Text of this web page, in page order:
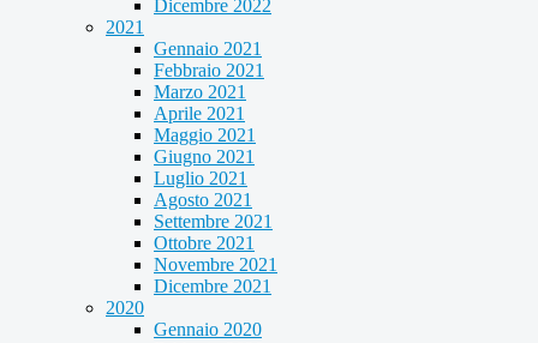
Dicembre 2022
2021
Gennaio 2021
Febbraio 2021
Marzo 2021
Aprile 2021
Maggio 2021
Giugno 2021
Luglio 2021
Agosto 2021
Settembre 2021
Ottobre 2021
Novembre 2021
Dicembre 2021
2020
Gennaio 2020